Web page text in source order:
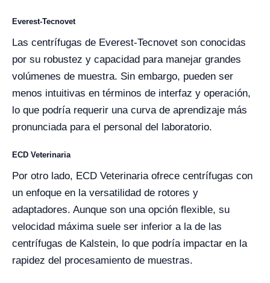
Everest-Tecnovet
Las centrífugas de Everest-Tecnovet son conocidas
por su robustez y capacidad para manejar grandes
volúmenes de muestra. Sin embargo, pueden ser
menos intuitivas en términos de interfaz y operación,
lo que podría requerir una curva de aprendizaje más
pronunciada para el personal del laboratorio.
ECD Veterinaria
Por otro lado, ECD Veterinaria ofrece centrífugas con
un enfoque en la versatilidad de rotores y
adaptadores. Aunque son una opción flexible, su
velocidad máxima suele ser inferior a la de las
centrífugas de Kalstein, lo que podría impactar en la
rapidez del procesamiento de muestras.